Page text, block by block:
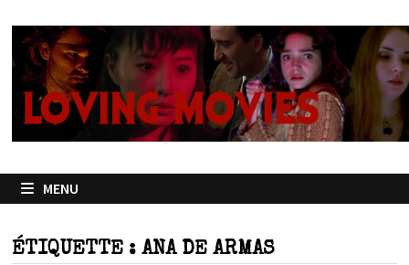
contenu
MENU
ÉTIQUETTE : ANA DE ARMAS